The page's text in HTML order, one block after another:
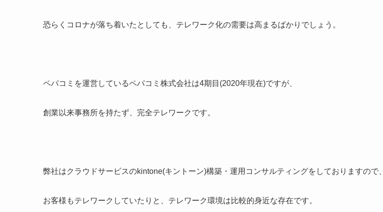
恐らくコロナが落ち着いたとしても、テレワーク化の需要は高まるばかりでしょう。
ペパコミを運営しているペパコミ株式会社は4期目(2020年現在)ですが、
創業以来事務所を持たず、完全テレワークです。
弊社はクラウドサービスのkintone(キントーン)構築・運用コンサルティングをしておりますので、
お客様もテレワークしていたりと、テレワーク環境は比較的身近な存在です。